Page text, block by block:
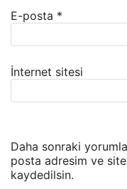
E-posta *
İnternet sitesi
Daha sonraki
posta adresim ve
kaydedilsin.